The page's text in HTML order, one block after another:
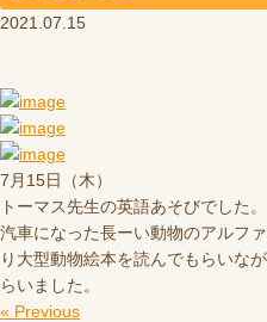
2021.07.15
7月15日（木）
トーマス先生の英語あそびでした。
汽車になった長ーい動物のアルフ
り大型動物絵本を読んでもらいな
らいました。
« Previous